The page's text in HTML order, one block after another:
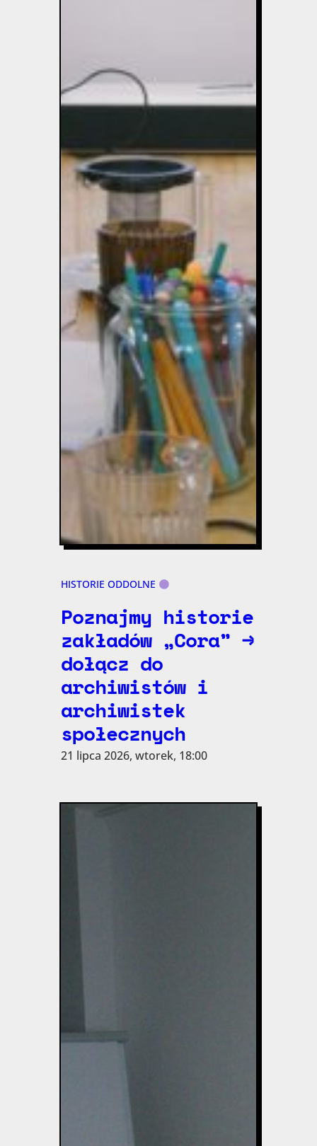
HISTORIE ODDOLNE
Poznajmy historie
zakładów „Cora” →
dołącz do
archiwistów i
archiwistek
społecznych
21 lipca 2026, wtorek, 18:00